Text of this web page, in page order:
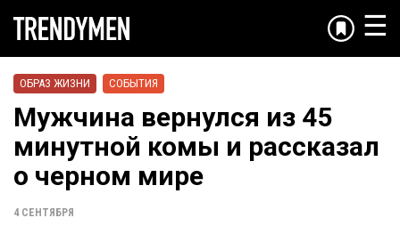
☰
ОБРАЗ ЖИЗНИ СОБЫТИЯ
Мужчина вернулся из 45
минутной комы и рассказал
о черном мире
4 СЕНТЯБРЯ